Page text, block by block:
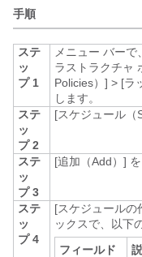
手順
ステ
ッ
プ 1
メニュー バーで、
ラストラクチャ
Policies）] > [ラ
します。
ステ
ッ
プ 2
[スケジュール（
ステ
ッ
プ 3
[追加（Add）]
ステ
ッ
プ 4
[スケジュールの
ックスで、以下
フィールド